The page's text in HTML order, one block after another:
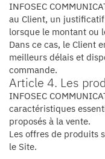
INFOSEC
au Client, un
lorsque le montant ou
Dans ce cas, le Client
meilleurs délais et
commande.
Article 4. Les
INFOSEC
caractéristiques
proposés à la vente.
Les offres de produits
le Site.